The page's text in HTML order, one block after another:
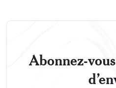
Abonnez-